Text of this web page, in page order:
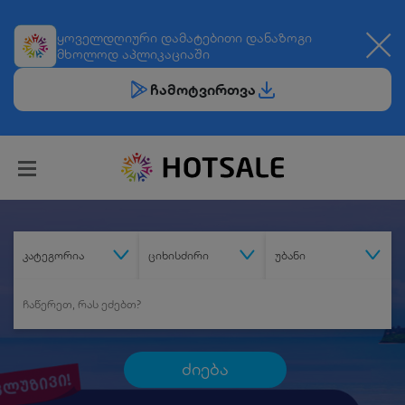
ყოველდღიური დამატებითი დანაზოგი
მხოლოდ აპლიკაციაში
ჩამოტვირთვა
კატეგორია ციხისძირი უბანი
ძიება